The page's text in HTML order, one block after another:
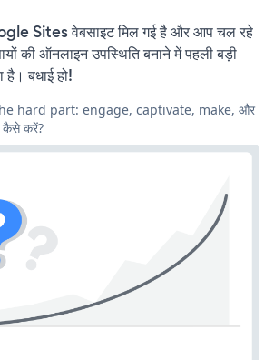
Sites वेबसाइट मिल गई है और आप चल रहे
की ऑनलाइन उपस्थिति बनाने में पहली बड़ी
है। बधाई हो!
hard part: engage, captivate, make, और
कैसे करें?